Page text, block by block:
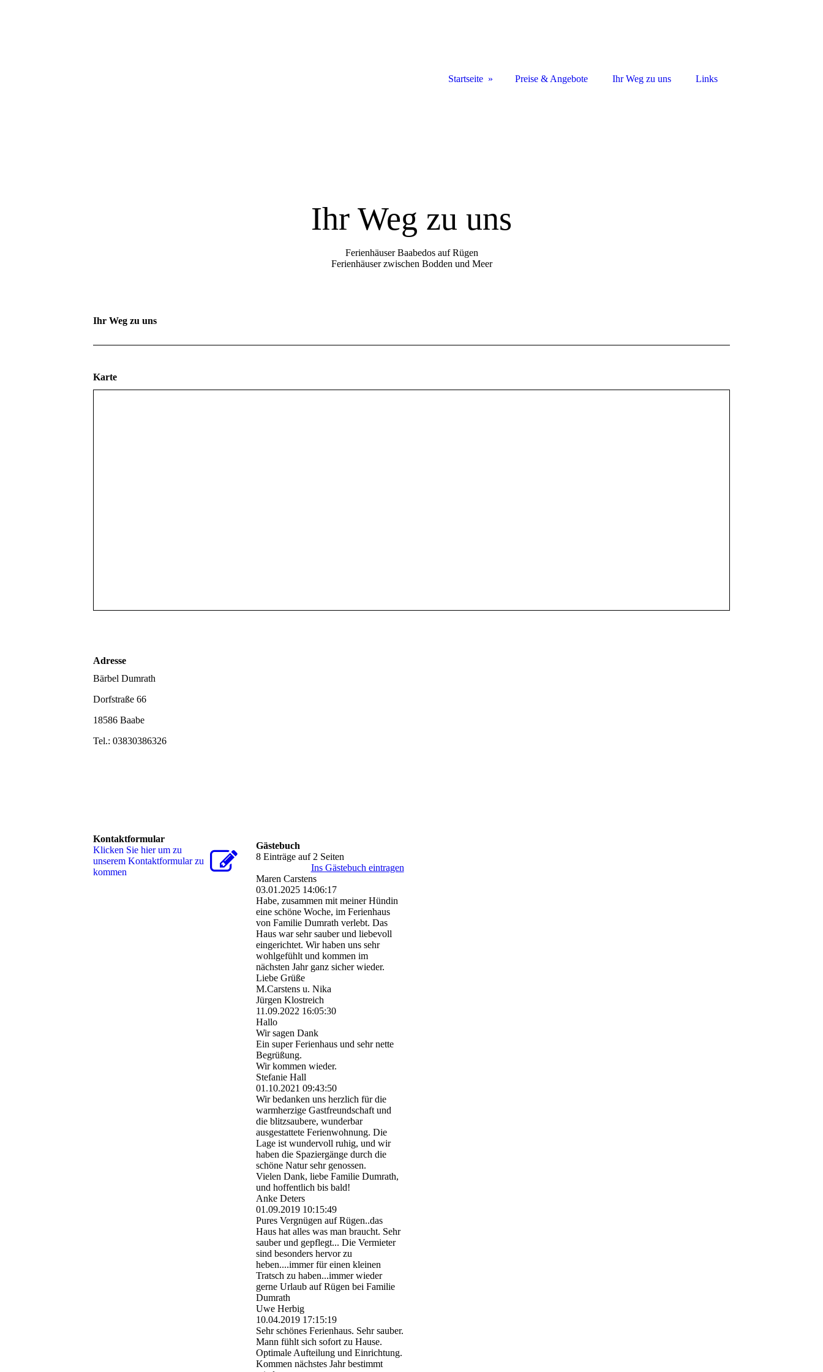
Ihr Weg zu uns
Ferienhäuser Baabedos auf Rügen
Ferienhäuser zwischen Bodden und Meer
Ihr Weg zu uns
Karte
Adresse
Bärbel Dumrath
Dorfstraße 66
18586 Baabe
Tel.: 03830386326
Kontaktformular
Klicken Sie hier um zu
unserem Kon­takt­for­mu­lar zu
kommen
Gästebuch
8 Einträge auf 2 Seiten
Ins Gästebuch eintragen
Maren Carstens
03.01.2025 14:06:17
Habe, zusammen mit meiner Hündin
eine schöne Woche, im Ferienhaus
von Familie Dumrath verlebt. Das
Haus war sehr sauber und liebevoll
eingerichtet. Wir haben uns sehr
wohlgefühlt und kommen im
nächsten Jahr ganz sicher wieder.
Liebe Grüße
M.Carstens u. Nika
Jürgen Klostreich
11.09.2022 16:05:30
Hallo
Wir sagen Dank
Ein super Ferienhaus und sehr nette
Begrüßung.
Wir kommen wieder.
Stefanie Hall
01.10.2021 09:43:50
Wir bedanken uns herzlich für die
warmherzige Gastfreundschaft und
die blitzsaubere, wunderbar
ausgestattete Ferienwohnung. Die
Lage ist wundervoll ruhig, und wir
haben die Spaziergänge durch die
schöne Natur sehr genossen.
Vielen Dank, liebe Familie Dumrath,
und hoffentlich bis bald!
Anke Deters
01.09.2019 10:15:49
Pures Vergnügen auf Rügen..das
Haus hat alles was man braucht. Sehr
sauber und gepflegt... Die Vermieter
sind besonders hervor zu
heben....immer für einen kleinen
Tratsch zu haben...immer wieder
gerne Urlaub auf Rügen bei Familie
Dumrath
Uwe Herbig
10.04.2019 17:15:19
Sehr schönes Ferienhaus. Sehr sauber.
Mann fühlt sich sofort zu Hause.
Optimale Aufteilung und Einrichtung.
Kommen nächstes Jahr bestimmt
Startseite Preise & Angebote Ihr Weg zu uns Links